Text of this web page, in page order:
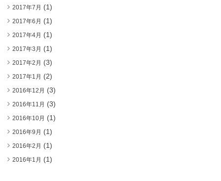
2017年7月 (1)
2017年6月 (1)
2017年4月 (1)
2017年3月 (1)
2017年2月 (3)
2017年1月 (2)
2016年12月 (3)
2016年11月 (3)
2016年10月 (1)
2016年9月 (1)
2016年2月 (1)
2016年1月 (1)